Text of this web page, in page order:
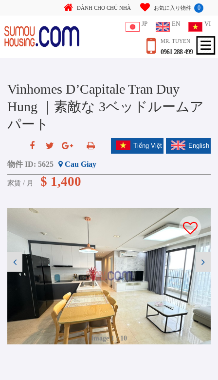
DÀNH CHO CHỦ NHÀ お気に入り物件 0
JP EN VI
MR. TUYEN
0961 288 499
Vinhomes D’Capitale Tran Duy
Hung ｜素敵な 3ベッドルームア
パート
English
Tiếng Việt
物件 ID: 5625 Cau Giay
家賃 / 月 $ 1,400
Image 1 / 10